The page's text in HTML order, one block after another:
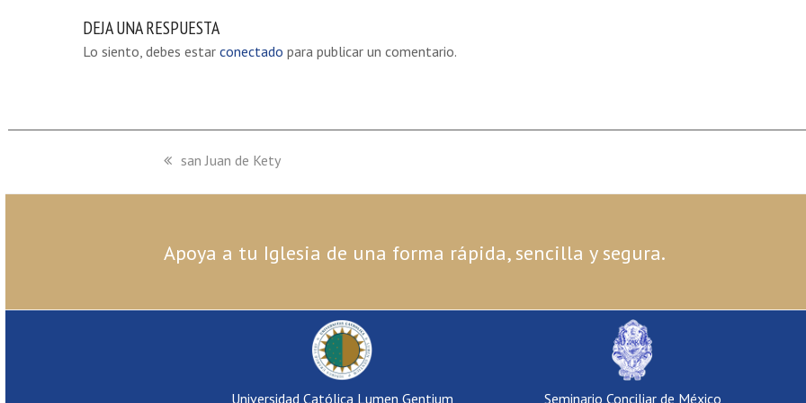
DEJA UNA RESPUESTA
Lo siento, debes estar conectado para publicar un comentario.
previous
san Juan de Kety
Apoya a tu Iglesia de una forma rápida, sencilla y segura.
Universidad Católica Lumen Gentium Seminario Conciliar de México